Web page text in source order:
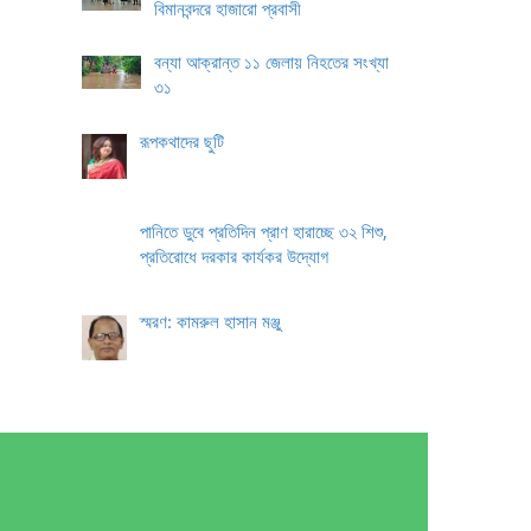
বিমানবন্দরে হাজারো প্রবাসী
বন্যা আক্রান্ত ১১ জেলায় নিহতের সংখ্যা
৩১
রূপকথাদের ছুটি
পানিতে ডুবে প্রতিদিন প্রাণ হারাচ্ছে ৩২ শিশু,
প্রতিরোধে দরকার কার্যকর উদ্যোগ
স্মরণ: কামরুল হাসান মঞ্জু